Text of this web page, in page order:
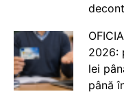
2026:
lei
până